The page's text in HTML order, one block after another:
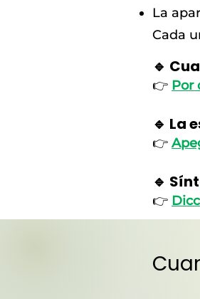
La
Cada
🔹
👉 Por
🔹 La
👉
🔹
👉